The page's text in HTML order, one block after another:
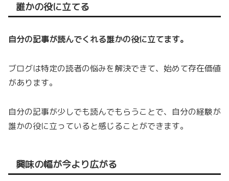
誰かの役に立てる
自分の記事が読んでくれる誰かの役に立てます。
ブログは特定の読者の悩みを解決できて、始めて存在価値
があります。
自分の記事が少しでも読んでもらうことで、自分の経験が
誰かの役に立っていると感じることができます。
興味の幅が今より広がる